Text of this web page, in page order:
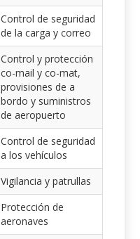
Control de seguridad
de la carga y correo
Control y protección
co-mail y co-mat,
provisiones de a
bordo y suministros
de aeropuerto
Control de seguridad
a los vehículos
Vigilancia y patrullas
Protección de
aeronaves